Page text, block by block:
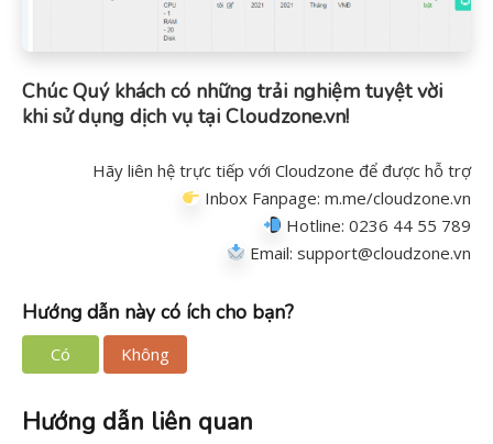
Chúc Quý khách có những trải nghiệm tuyệt vời
khi sử dụng dịch vụ tại Cloudzone.vn!
Hãy liên hệ trực tiếp với Cloudzone để được hỗ trợ
Inbox Fanpage: m.me/cloudzone.vn
Hotline: 0236 44 55 789
Email: support@cloudzone.vn
Hướng dẫn này có ích cho bạn?
Có Không
Hướng dẫn liên quan